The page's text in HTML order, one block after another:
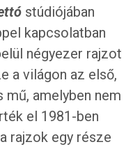
stúdiójában
kapcsolatban
négyezer rajzot
a világon az első,
amelyben nem
el 1981-ben
rajzok egy része